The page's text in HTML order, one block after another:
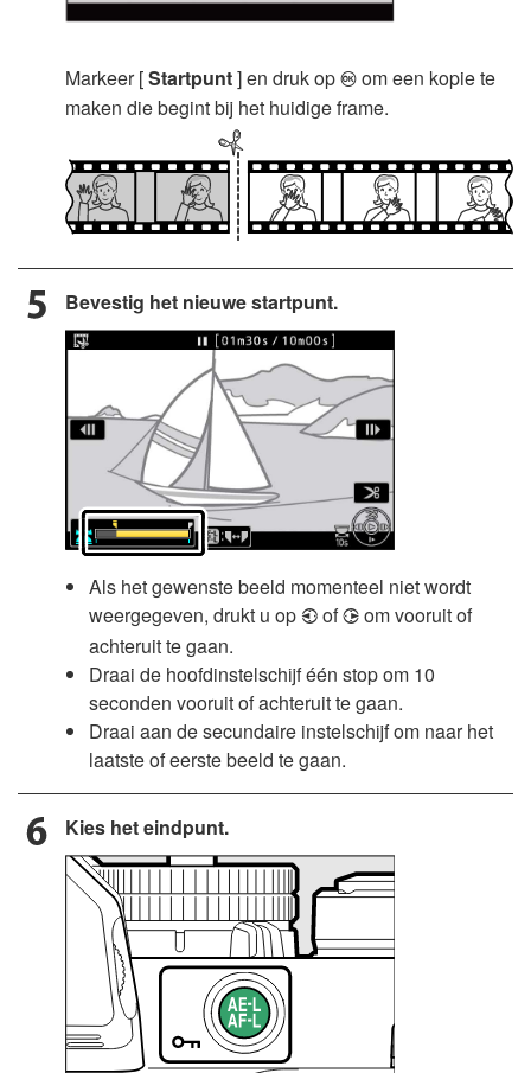
Markeer [Startpunt] en druk op J om een kopie te
maken die begint bij het huidige frame.
Bevestig het nieuwe startpunt.
Als het gewenste beeld momenteel niet wordt
weergegeven, drukt u op 4 of2 om vooruit of
achteruit te gaan.
Draai de hoofdinstelschijf één stop om 10
seconden vooruit of achteruit te gaan.
Draai aan de secundaire instelschijf om naar het
laatste of eerste beeld te gaan.
Kies het eindpunt.